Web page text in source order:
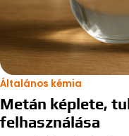
Általános kémia
Metán képlete,
felhasználása